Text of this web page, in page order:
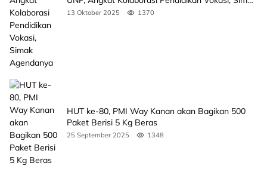
Agendanya
13 Oktober 2025 1370
HUT ke-80, PMI Way Kanan akan Bagikan 500
Paket Berisi 5 Kg Beras
25 September 2025 1348